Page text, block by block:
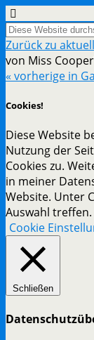
Zurück zu
von Miss
« vorherige in
Cookies!
Diese Website
Nutzung der
Cookies zu.
in meiner
Website. Unter
Auswahl treffen.
Cookie
Schließen